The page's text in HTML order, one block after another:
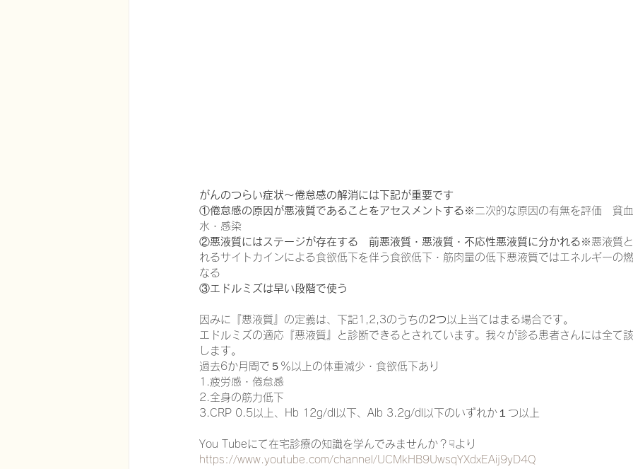
神経障害性疼痛疼痛を科学する 在宅医療における褥瘡管理を科学する 精神疾患を科学す
がんのつらい症状～倦怠感の解消には下記が重要です
①倦怠感の原因が悪液質であることをアセスメントする ※二次的な原因の有無を評価　貧
水・感染
②悪液質にはステージが存在する　前悪液質・悪液質・不応性悪液質に分かれる ※悪液質
れるサイトカインによる食欲低下を伴う食欲低下・筋肉量の低下悪液質ではエネルギーの
なる
③エドルミズは早い段階で使う
因みに『悪液質』の定義は、下記1,2,3のうちの2つ 以上当てはまる場合です。
エドルミズの適応『悪液質』と診断できるとされています。我々が診る患者さんには全て
します。
過去6か月間で５％以上の体重減少・食欲低下あり
1.疲労感・倦怠感
2.全身の筋力低下
3.CRP 0.5以上、Hb 12g/dl以下、Alb 3.2g/dl以下のいずれか１つ以上
You Tubeにて在宅診療の知識を学んでみませんか？☟より
https://www.youtube.com/channel/UCMkHB9UwsqYXdxEAij9yD4Q